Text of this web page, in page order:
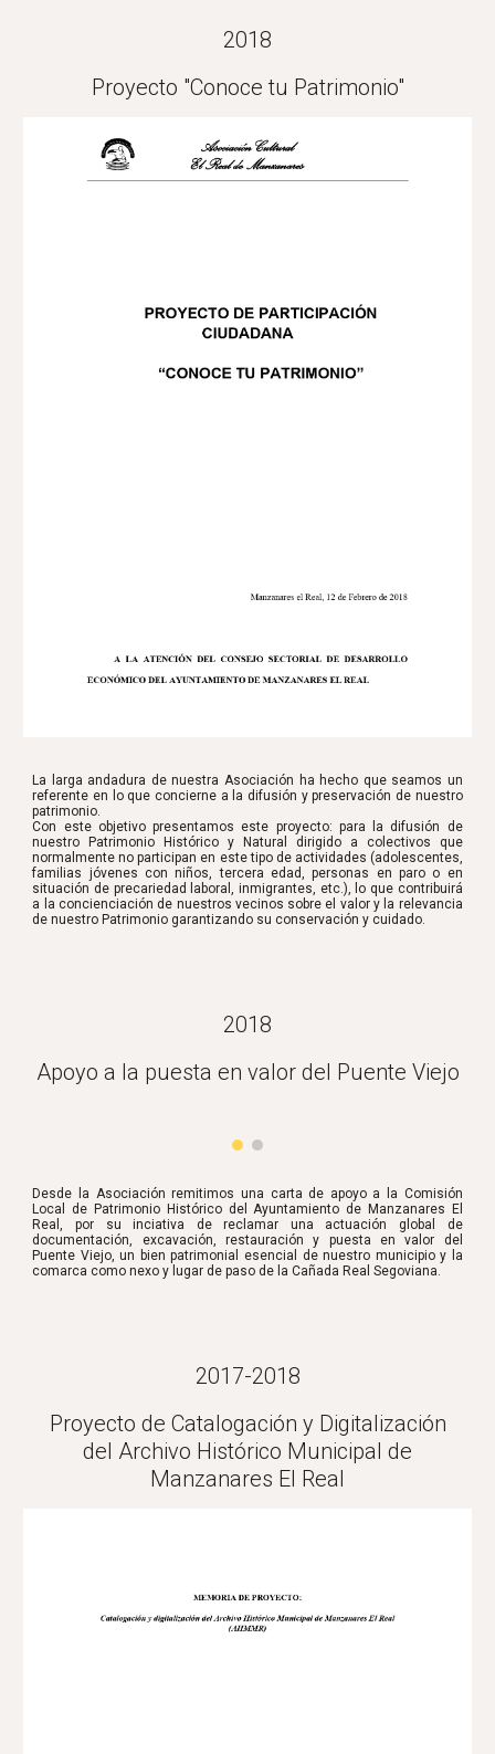
2018
Proyecto "Conoce tu Patrimonio"
La larga andadura de nuestra Asociación ha hecho que seamos un
referente en lo que concierne a la difusión y preservación de nuestro
patrimonio.
Con este objetivo presentamos este proyecto: para la difusión de
nuestro Patrimonio Histórico y Natural dirigido a colectivos que
normalmente no participan en este tipo de actividades (adolescentes,
familias jóvenes con niños, tercera edad, personas en paro o en
situación de precariedad laboral, inmigrantes, etc.), lo que contribuirá
a la concienciación de nuestros vecinos sobre el valor y la relevancia
de nuestro Patrimonio garantizando su conservación y cuidado.
2018
Apoyo a la puesta en valor del Puente Viejo
Desde la Asociación remitimos una carta de apoyo a la Comisión
Local de Patrimonio Histórico del Ayuntamiento de Manzanares El
Real, por su inciativa de reclamar una actuación global de
documentación, excavación, restauración y puesta en valor del
Puente Viejo, un bien patrimonial esencial de nuestro municipio y la
comarca como nexo y lugar de paso de la Cañada Real Segoviana.
2017-2018
Proyecto de Catalogación y Digitalización
del Archivo Histórico Municipal de
Manzanares El Real